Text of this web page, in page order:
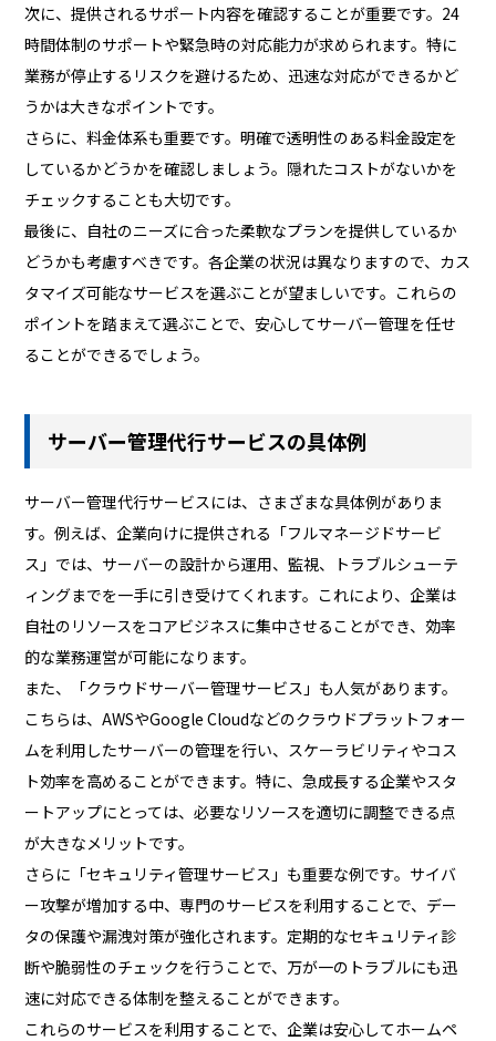
次に、提供されるサポート内容を確認することが重要です。24
時間体制のサポートや緊急時の対応能力が求められます。特に
業務が停止するリスクを避けるため、迅速な対応ができるかど
うかは大きなポイントです。
さらに、料金体系も重要です。明確で透明性のある料金設定を
しているかどうかを確認しましょう。隠れたコストがないかを
チェックすることも大切です。
最後に、自社のニーズに合った柔軟なプランを提供しているか
どうかも考慮すべきです。各企業の状況は異なりますので、カス
タマイズ可能なサービスを選ぶことが望ましいです。これらの
ポイントを踏まえて選ぶことで、安心してサーバー管理を任せ
ることができるでしょう。
サーバー管理代行サービスの具体例
サーバー管理代行サービスには、さまざまな具体例がありま
す。例えば、企業向けに提供される「フルマネージドサービ
ス」では、サーバーの設計から運用、監視、トラブルシューテ
ィングまでを一手に引き受けてくれます。これにより、企業は
自社のリソースをコアビジネスに集中させることができ、効率
的な業務運営が可能になります。
また、「クラウドサーバー管理サービス」も人気があります。
こちらは、AWSやGoogle Cloudなどのクラウドプラットフォー
ムを利用したサーバーの管理を行い、スケーラビリティやコス
ト効率を高めることができます。特に、急成長する企業やスタ
ートアップにとっては、必要なリソースを適切に調整できる点
が大きなメリットです。
さらに「セキュリティ管理サービス」も重要な例です。サイバ
ー攻撃が増加する中、専門のサービスを利用することで、デー
タの保護や漏洩対策が強化されます。定期的なセキュリティ診
断や脆弱性のチェックを行うことで、万が一のトラブルにも迅
速に対応できる体制を整えることができます。
これらのサービスを利用することで、企業は安心してホームペ